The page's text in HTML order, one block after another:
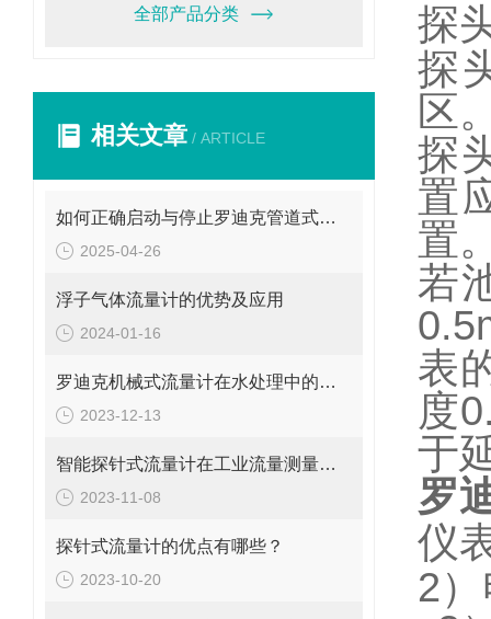
全部产品分类
相关文章 / ARTICLE
如何正确启动与停止罗迪克管道式流量计？操作要点要牢记
2025-04-26
浮子气体流量计的优势及应用
2024-01-16
罗迪克机械式流量计在水处理中的应用
2023-12-13
智能探针式流量计在工业流量测量中的应用
2023-11-08
探针式流量计的优点有哪些？
2023-10-20
探
探
区
探
置
置
若
表
度
于
罗
仪
2